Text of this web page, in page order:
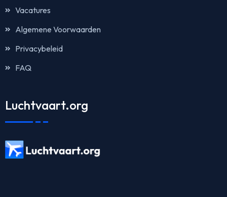
Vacatures
Algemene Voorwaarden
Privacybeleid
FAQ
Luchtvaart.org